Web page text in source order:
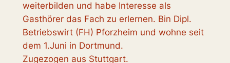
weiterbilden und habe Interesse als
Gasthörer das Fach zu erlernen. Bin Dipl.
Betriebswirt (FH) Pforzheim und wohne seit
dem 1.Juni in Dortmund.
Zugezogen aus Stuttgart.